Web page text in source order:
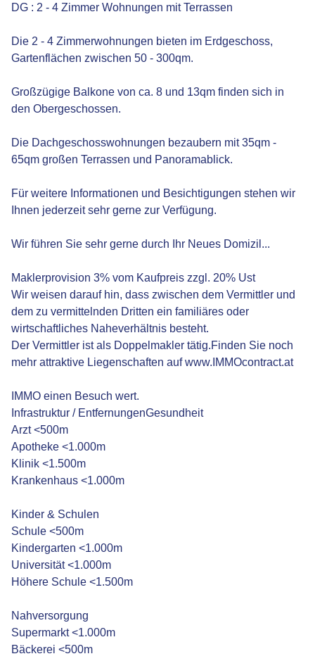
DG : 2 - 4 Zimmer Wohnungen mit Terrassen
Die 2 - 4 Zimmerwohnungen bieten im Erdgeschoss,
Gartenflächen zwischen 50 - 300qm.
Großzügige Balkone von ca. 8 und 13qm finden sich in
den Obergeschossen.
Die Dachgeschosswohnungen bezaubern mit 35qm -
65qm großen Terrassen und Panoramablick.
Für weitere Informationen und Besichtigungen stehen wir
Ihnen jederzeit sehr gerne zur Verfügung.
Wir führen Sie sehr gerne durch Ihr Neues Domizil...
Maklerprovision 3% vom Kaufpreis zzgl. 20% Ust
Wir weisen darauf hin, dass zwischen dem Vermittler und
dem zu vermittelnden Dritten ein familiäres oder
wirtschaftliches Naheverhältnis besteht.
Der Vermittler ist als Doppelmakler tätig.Finden Sie noch
mehr attraktive Liegenschaften auf www.IMMOcontract.at
IMMO einen Besuch wert.
Infrastruktur / EntfernungenGesundheit
Arzt <500m
Apotheke <1.000m
Klinik <1.500m
Krankenhaus <1.000m
Kinder & Schulen
Schule <500m
Kindergarten <1.000m
Universität <1.000m
Höhere Schule <1.500m
Nahversorgung
Supermarkt <1.000m
Bäckerei <500m